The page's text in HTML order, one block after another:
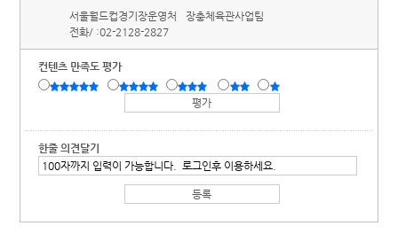
서울월드컵경기장운영처
장충체육관사업팀
전화/ :02-2128-2827
컨텐츠 만족도 평가
한줄 의견달기